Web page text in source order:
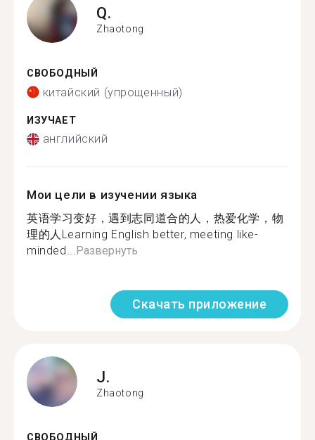
Q.
Zhaotong
СВОБОДНЫЙ
китайский (упрощенный)
ИЗУЧАЕТ
английский
Мои цели в изучении языка
英语学习变好，遇到志同道合的人，热爱化学，物
理的人Learning English better, meeting like-
minded...Развернуть
Скачать приложение
J.
Zhaotong
СВОБОДНЫЙ